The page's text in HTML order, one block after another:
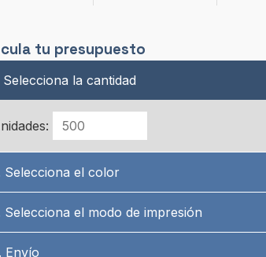
tu presupuesto
Selecciona la cantidad
Selecciona el color
Selecciona el modo de impresión
Envío